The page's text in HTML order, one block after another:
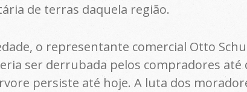
de terras daquela região.
o representante comercial Otto
ser derrubada pelos compradores até
persiste até hoje. A luta dos